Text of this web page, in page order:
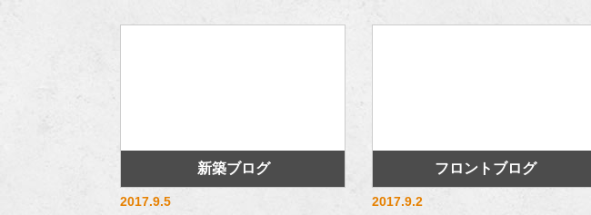
新築ブログ
2017.9.5
フロントブログ
2017.9.2